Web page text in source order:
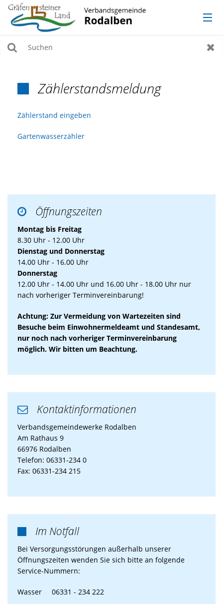
TOURISMUS, KULTUR & FREIZEIT
Zählerstandsmeldung
Zählerstand eingeben
Gartenwasserzähler
 Öffnungszeiten
Montag bis Freitag
8.30 Uhr - 12.00 Uhr
Dienstag und Donnerstag
14.00 Uhr - 16.00 Uhr
Donnerstag
12.00 Uhr - 14.00 Uhr und 16.00 Uhr - 18.00 Uhr nur
nach vorheriger Terminvereinbarung!
Achtung: Zur Vermeidung von Wartezeiten sind
Besuche beim Einwohnermeldeamt und Standesamt,
nur noch nach vorheriger Terminvereinbarung
möglich. Wir bitten um Beachtung.
 Kontaktinformationen
Verbandsgemeindewerke Rodalben
Am Rathaus 9
66976 Rodalben
Telefon: 06331-234 0
Fax: 06331-234 215
 Im Notfall
Bei Versorgungsstörungen außerhalb unserer
Öffnungszeiten wenden Sie sich bitte an folgende
Service-Nummern:
Wasser 06331 - 234 222